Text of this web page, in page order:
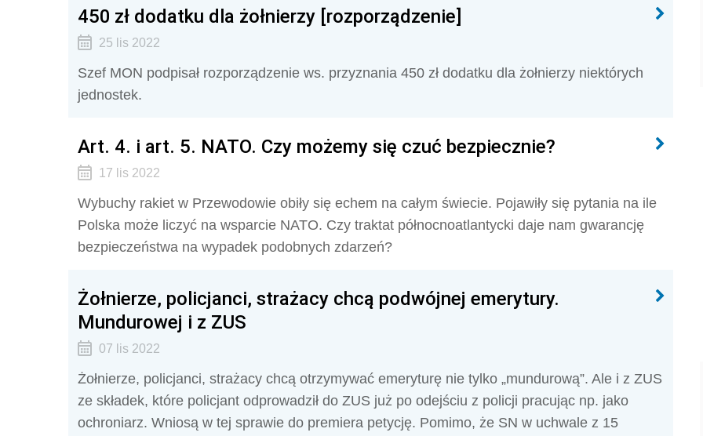
450 zł dodatku dla żołnierzy [rozporządzenie]
25 lis 2022
Szef MON podpisał rozporządzenie ws. przyznania 450 zł dodatku dla żołnierzy niektórych
jednostek.
Art. 4. i art. 5. NATO. Czy możemy się czuć bezpiecznie?
17 lis 2022
Wybuchy rakiet w Przewodowie obiły się echem na całym świecie. Pojawiły się pytania na ile
Polska może liczyć na wsparcie NATO. Czy traktat północnoatlantycki daje nam gwarancję
bezpieczeństwa na wypadek podobnych zdarzeń?
Żołnierze, policjanci, strażacy chcą podwójnej emerytury.
Mundurowej i z ZUS
07 lis 2022
Żołnierze, policjanci, strażacy chcą otrzymywać emeryturę nie tylko „mundurową”. Ale i z ZUS
ze składek, które policjant odprowadził do ZUS już po odejściu z policji pracując np. jako
ochroniarz. Wniosą w tej sprawie do premiera petycję. Pomimo, że SN w uchwale z 15